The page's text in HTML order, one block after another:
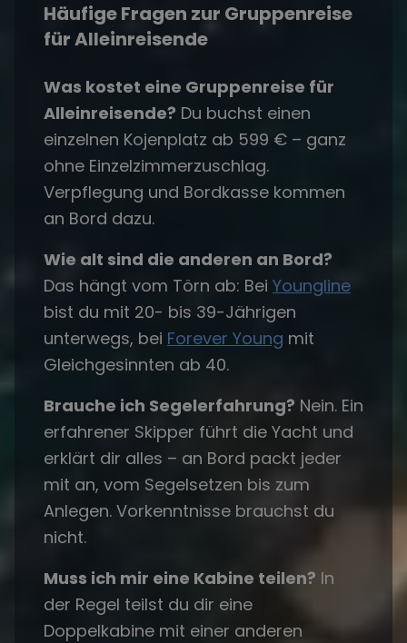
Häufige Fragen zur Gruppenreise
für Alleinreisende
Was kostet eine Gruppenreise für
Alleinreisende? Du buchst einen
einzelnen Kojenplatz ab 599 € – ganz
ohne Einzelzimmerzuschlag.
Verpflegung und Bordkasse kommen
an Bord dazu.
Wie alt sind die anderen an Bord?
Das hängt vom Törn ab: Bei Youngline
bist du mit 20- bis 39-Jährigen
unterwegs, bei Forever Young mit
Gleichgesinnten ab 40.
Brauche ich Segelerfahrung? Nein. Ein
erfahrener Skipper führt die Yacht und
erklärt dir alles – an Bord packt jeder
mit an, vom Segelsetzen bis zum
Anlegen. Vorkenntnisse brauchst du
nicht.
Muss ich mir eine Kabine teilen? In
der Regel teilst du dir eine
Doppelkabine mit einer anderen